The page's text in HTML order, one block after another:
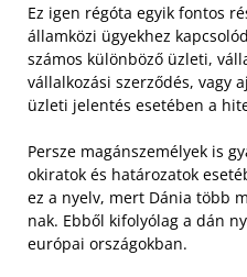
Ez igen régóta egyik fontos
államközi ügyekhez
számos különböző üzleti,
vállalkozási szerződés, vagy
üzleti jelentés esetében a
Persze magánszemélyek is
okiratok és határozatok
ez a nyelv, mert Dánia több
nak. Ebből kifolyólag a dán
európai országokban.